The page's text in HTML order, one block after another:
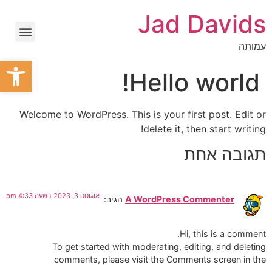
פתח
Jad Davids
עמותה
Hello world!
Welcome to WordPress. This is your first post. Edit or
delete it, then start writing!
תגובה אחת
A WordPress Commenter הגיב: אוגוסט 3, 2023 בשעה 4:33 pm
Hi, this is a comment.
To get started with moderating, editing, and deleting
comments, please visit the Comments screen in the